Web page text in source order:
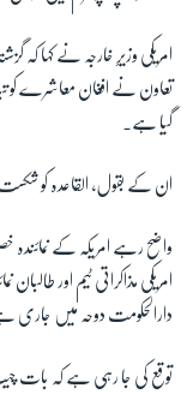
تعاون نے افغان معاشرے کو
گیا ہے۔
ان کے بقول، القاعدہ کو شکست
واضح رہے امریکہ کے
امریکی مذاکراتی ٹیم اور
دارالحکومت دوحہ میں جاری
توقع کی جا رہی ہے کہ بات